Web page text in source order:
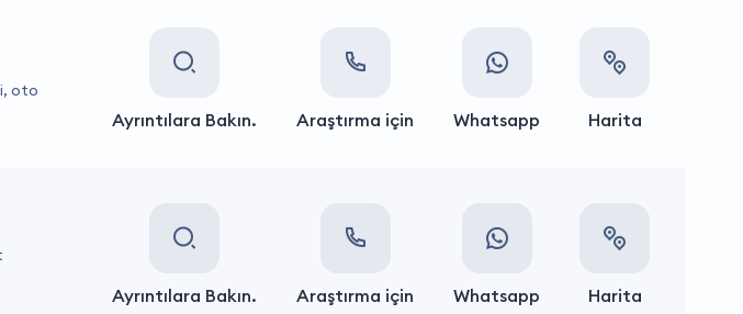
oto
Ayrıntılara Bakın. Araştırma için Whatsapp Harita
Ayrıntılara Bakın. Araştırma için Whatsapp Harita